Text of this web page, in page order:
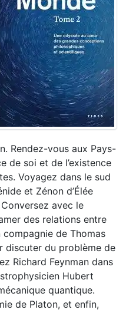
Rendez-vous aux Pays-
de soi et de l’existence
Voyagez dans le sud
et Zénon d’Élée
Conversez avec le
des relations entre
compagnie de Thomas
discuter du problème de
Richard Feynman dans
Hubert
quantique.
de Platon, et enfin,